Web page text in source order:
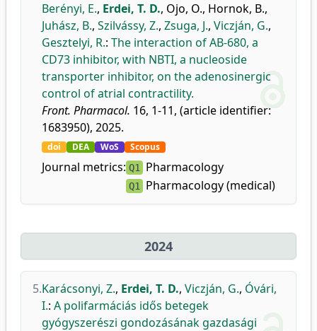
Berényi, E., Erdei, T. D., Ojo, O., Hornok, B.,
Juhász, B., Szilvássy, Z., Zsuga, J., Viczján, G.,
Gesztelyi, R.: The interaction of AB-680, a
CD73 inhibitor, with NBTI, a nucleoside
transporter inhibitor, on the adenosinergic
control of atrial contractility.
Front. Pharmacol. 16, 1-11, (article identifier:
1683950), 2025.
doi DEA WoS Scopus
Journal metrics: Q1 Pharmacology
Q1 Pharmacology (medical)
2024
5.Karácsonyi, Z., Erdei, T. D., Viczján, G., Óvári,
I.: A polifarmáciás idős betegek
gyógyszerészi gondozásának gazdasági